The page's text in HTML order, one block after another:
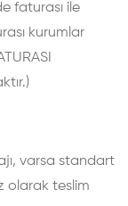
faturası ile
kurumlar
varsa standart
olarak teslim